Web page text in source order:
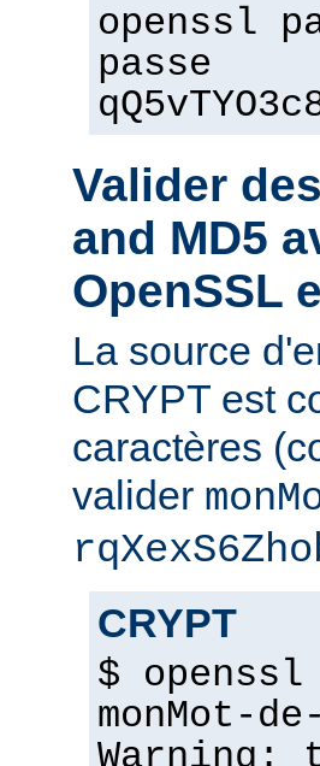
openssl
passe
Valider
and MD5
OpenSSL
La source
CRYPT est
caractères
valider
CRYPT
$
monMot-